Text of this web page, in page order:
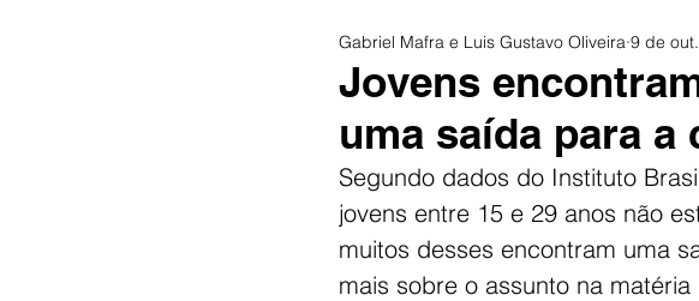
Jovens
uma saída para
Gabriel Mafra e Luis Gustavo Oliveira 9 de
Segundo dados do Instituto
jovens entre 15 e 29 anos não
muitos desses encontram uma
mais sobre o assunto na